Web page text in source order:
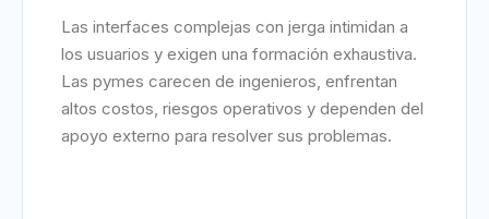
Las interfaces complejas con jerga intimidan a
los usuarios y exigen una formación exhaustiva.
Las pymes carecen de ingenieros, enfrentan
altos costos, riesgos operativos y dependen del
apoyo externo para resolver sus problemas.